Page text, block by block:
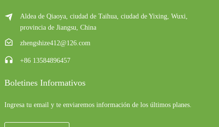
Aldea de Qiaoya, ciudad de Taihua, ciudad de Yixing, Wuxi,
provincia de Jiangsu, China
zhengshize412@126.com
+86 13584896457
Boletines Informativos
Ingresa tu email y te enviaremos información de los últimos planes.